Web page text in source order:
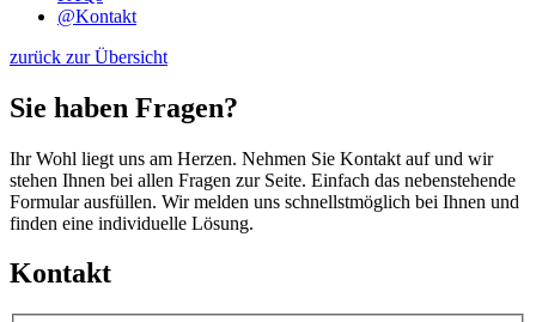
@Kontakt
zurück zur Übersicht
Sie haben Fragen?
Ihr Wohl liegt uns am Herzen. Nehmen Sie Kontakt auf und wir
stehen Ihnen bei allen Fragen zur Seite. Einfach das nebenstehende
Formular ausfüllen. Wir melden uns schnellstmöglich bei Ihnen und
finden eine individuelle Lösung.
Kontakt